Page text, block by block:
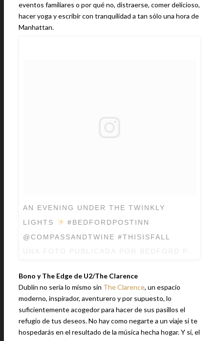
eventos familiares o por qué no, distraerse, comer delicioso,
hacer yoga y escribir con tranquilidad a tan sólo una hora de
Manhattan.
AN EVENING UNDER THE TWINKLY
LIGHTS
#BEDFORDPOSTINN
@COMPASSANDTWINE #THISISFALL
Bono y The Edge de U2/The Clarence
Dublín no sería lo mismo sin The Clarence, un espacio
moderno, inspirador, aventurero y por supuesto, lo
suficientemente acogedor para hacer de sus pasillos el
refugio de tus deseos. No hay como negarte a un viaje si te
hospedarás en el resultado de la música hecha hogar. Y sí, el